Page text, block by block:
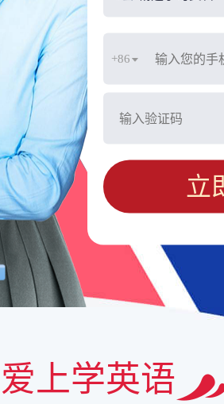
+86
立
爱上学英语